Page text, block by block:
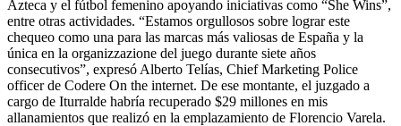
Azteca y el fútbol femenino apoyando iniciativas como “She Wins”,
entre otras actividades. “Estamos orgullosos sobre lograr este
chequeo como una para las marcas más valiosas de España y la
única en la organizzazione del juego durante siete años
consecutivos”, expresó Alberto Telías, Chief Marketing Police
officer de Codere On the internet. De ese montante, el juzgado a
cargo de Iturralde habría recuperado $29 millones en mis
allanamientos que realizó en la emplazamiento de Florencio Varela.